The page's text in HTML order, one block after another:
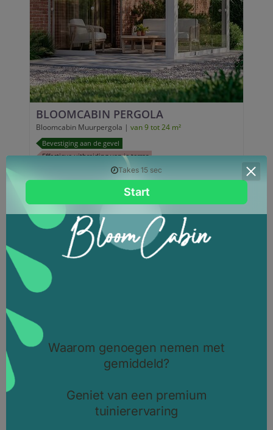
BLOOMCABIN PERGOLA
Bloomcabin Muurpergola | van 9 tot 24 m²
Bevestiging aan de gevel
Effectieve uitbreiding van je terras
ONTDEK HET PRODUCT